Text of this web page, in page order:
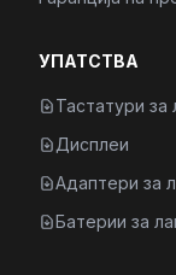
УПАТСТВА
Тастатури за
Дисплеи
Адаптери за
Батерии за